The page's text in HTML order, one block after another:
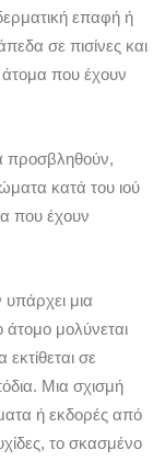
επαφή ή
σε πισίνες και
που έχουν
προσβληθούν,
κατά του ιού
που έχουν
μια
μολύνεται
σε
Μια σχισμή
ή εκδορές από
το σκασμένο